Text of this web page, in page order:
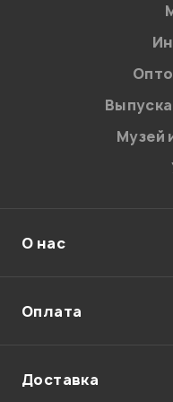
на
персональных данных.
Введите
Отправить
Музей
О нас
Оплата
Доставка